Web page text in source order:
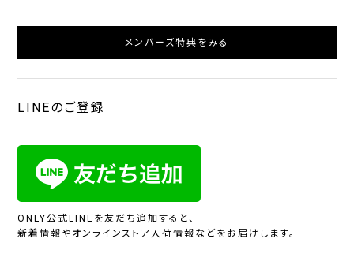
メンバーズ特典をみる
LINEのご登録
ONLY公式LINEを友だち追加すると、
新着情報やオンラインストア入荷情報などをお届けします。